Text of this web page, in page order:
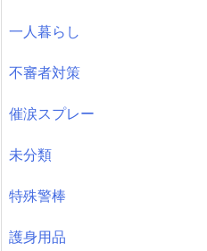
一人暮らし
不審者対策
催涙スプレー
未分類
特殊警棒
護身用品